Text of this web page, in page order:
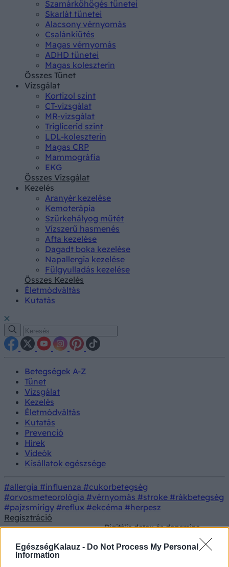
EgészségKalauz - Do Not Process My Personal
Information
Szamárköhögés tünetei
Skarlát tünetei
Alacsony vérnyomás
Csalánkiütés
Magas vérnyomás
ADHD tünetei
Magas koleszterin
Összes Tünet
Vizsgálat
Kortizol szint
CT-vizsgálat
MR-vizsgálat
Triglicerid szint
LDL-koleszterin
Magas CRP
Mammográfia
EKG
Összes Vizsgálat
Kezelés
Aranyér kezelése
Kemoterápia
Szürkehályog műtét
Vízszerű hasmenés
Afta kezelése
Dagadt boka kezelése
Napallergia kezelése
Fülgyulladás kezelése
Összes Kezelés
Életmódváltás
Kutatás
Betegségek A-Z
Tünet
Vizsgálat
Kezelés
Életmódváltás
Kutatás
Prevenció
Hírek
Videók
Kisállatok egészsége
#allergia #influenza #cukorbetegség
#orvosmeteorológia #vérnyomás #stroke #rákbetegség
#pajzsmirigy #reflux #ekcéma #herpesz
Regisztráció
egészség
Digitális detox és dopamine-
agyunkkal, ha egész nap a